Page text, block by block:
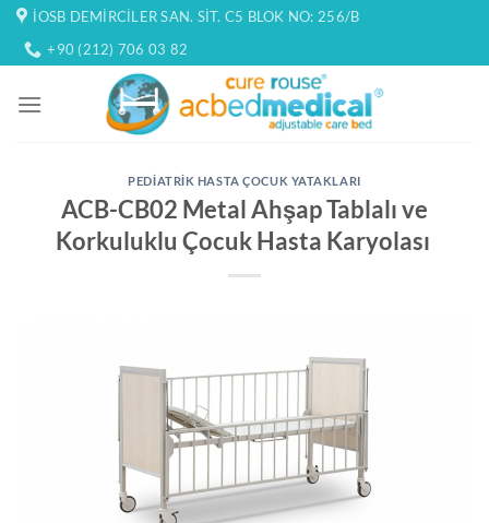
İçeriğe
atla
İOSB DEMIRCILER SAN. SIT. C5 BLOK NO: 256/B
+90 (212) 706 03 82
PEDIATRIK HASTA ÇOCUK YATAKLARI
ACB-CB02 Metal Ahşap Tablalı ve
Korkuluklu Çocuk Hasta Karyolası